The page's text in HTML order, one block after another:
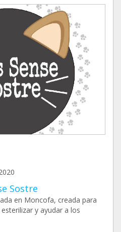
Sostre
en Moncofa, creada para
y ayudar a los